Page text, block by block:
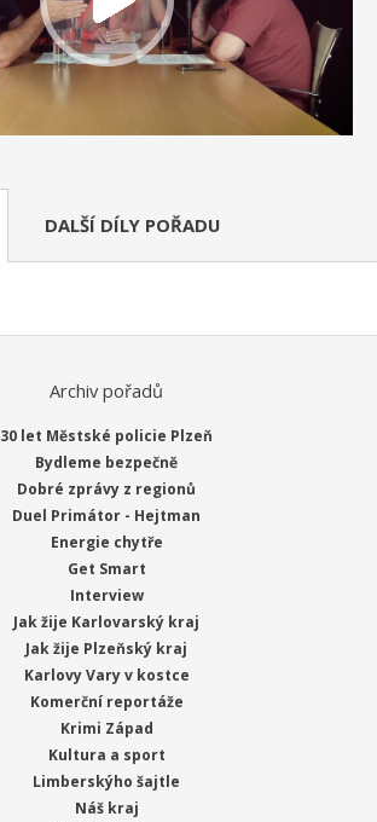
DALŠÍ DÍLY POŘADU
Archiv pořadů
30 let Městské policie Plzeň
Bydleme bezpečně
Dobré zprávy z regionů
Duel Primátor - Hejtman
Energie chytře
Get Smart
Interview
Jak žije Karlovarský kraj
Jak žije Plzeňský kraj
Karlovy Vary v kostce
Komerční reportáže
Krimi Západ
Kultura a sport
Limberskýho šajtle
Náš kraj